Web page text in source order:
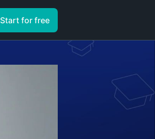
Start for free